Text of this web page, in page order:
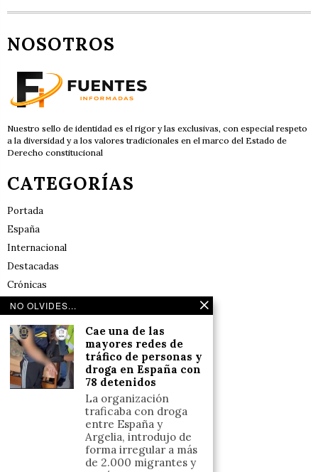
NOSOTROS
Nuestro sello de identidad es el rigor y las exclusivas, con especial respeto
a la diversidad y a los valores tradicionales en el marco del Estado de
Derecho constitucional
CATEGORÍAS
Portada
España
Internacional
Destacadas
Crónicas
Noticias de deportes en España
Reflexiones
LINKS
Política de cookies (UE)
Términos y condiciones
NO OLVIDES...
Cae una de las
mayores redes de
tráfico de personas y
droga en España con
78 detenidos
La organización
traficaba con droga
entre España y
Argelia, introdujo de
forma irregular a más
de 2.000 migrantes y